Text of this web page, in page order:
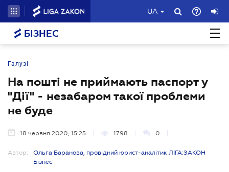
UA
БІЗНЕС
Галузі
На пошті не приймають паспорт у
"Дії" - незабаром такої проблеми
не буде
18 червня 2020, 15:25 1798 0
Автор:
Ольга Баранова, провідний юрист-аналітик ЛІГА:ЗАКОН
Бізнес